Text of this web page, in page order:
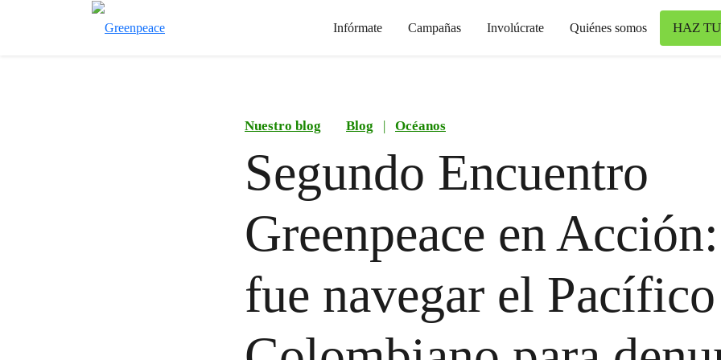
Infórmate Campañas Involúcrate Quiénes somos HAZ
Nuestro blog Blog | Océanos
Segundo Encuentro
Greenpeace en
fue navegar el Pacífico